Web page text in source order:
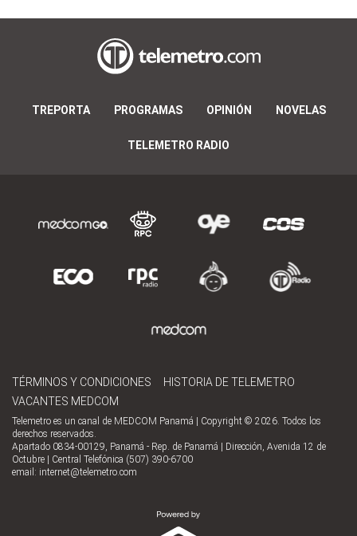
TREPORTA PROGRAMAS OPINIÓN NOVELAS
TELEMETRO RADIO
TÉRMINOS Y CONDICIONES
HISTORIA DE TELEMETRO
VACANTES MEDCOM
Telemetro es un canal de MEDCOM Panamá | Copyright © 2026. Todos los
derechos reservados.
Apartado 0834-00129, Panamá - Rep. de Panamá | Dirección, Avenida 12 de
Octubre | Central Telefónica (507) 390-6700
email: internet@telemetro.com